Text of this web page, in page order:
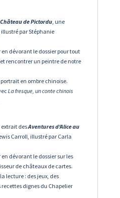
de Pictordu, une
illustré par Stéphanie
dévorant le dossier pour tout
rencontrer un peintre de notre
en ombre chinoise.
La fresque, un conte chinois
desAventures d'Alice au
Carroll, illustré par Carla
dévorant le dossier sur les
de châteaux de cartes.
lecture : des jeux, des
dignes du Chapelier